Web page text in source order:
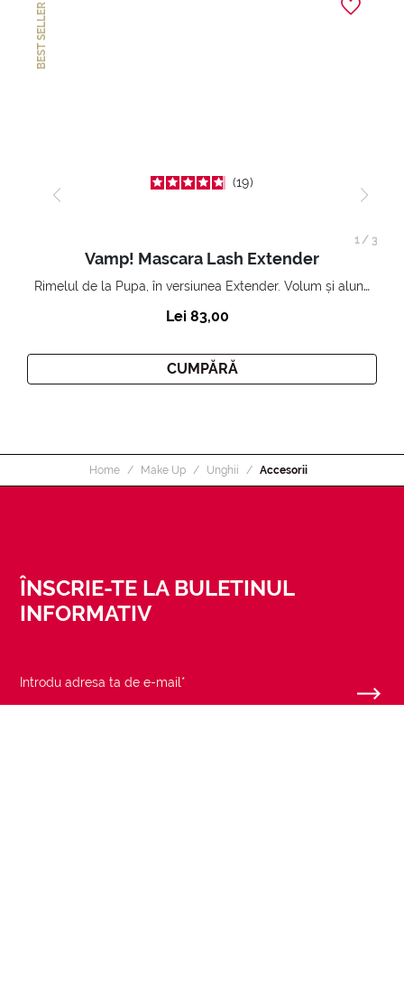
BEST SELLER
19
Vamp! Mascara Lash Extender
Rimelul de la Pupa, în versiunea Extender. Volum și alungire 3D. Gene amplificate și ridicate la infinit.
Lei 83,00
CUMPĂRĂ
1 / 3
Home Make Up Unghii Accesorii
ÎNSCRIE-TE LA BULETINUL
INFORMATIV